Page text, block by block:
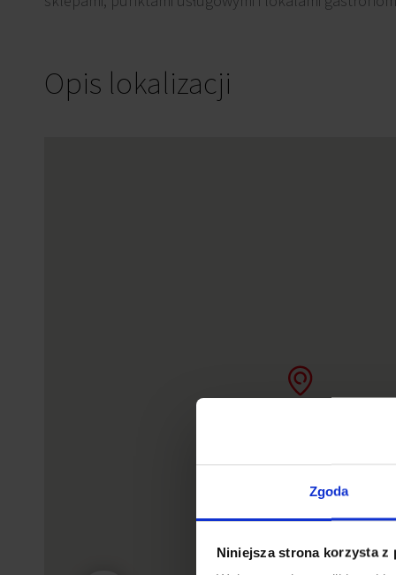
Zgoda
Niniejsza strona korzysta z
Opis lokalizacji